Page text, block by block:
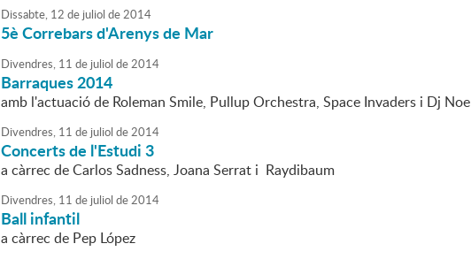
Dissabte, 12 de juliol de2014
5è Correbars d'Arenys de Mar
Divendres, 11 de juliol de2014
Barraques 2014
amb l'actuació de Roleman Smile, Pullup Orchestra, Space Invaders i Dj Noe
Divendres, 11 de juliol de2014
Concerts de l'Estudi 3
a càrrec de Carlos Sadness, Joana Serrat i Raydibaum
Divendres, 11 de juliol de2014
Ball infantil
a càrrec de Pep López